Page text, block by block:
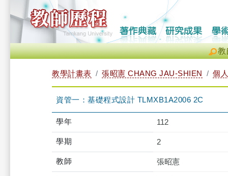
教
教學計畫表 張昭憲 CHANG JAU-SHIEN 個
資管一：基礎程式設計 TLMXB1A2006 2C
學年 112
學期 2
教師 張昭憲